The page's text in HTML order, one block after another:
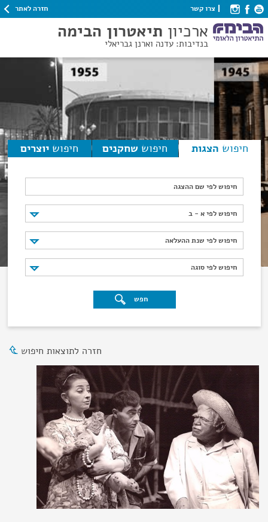
צרו קשר חזרה לאתר
ארכיון תיאטרון הבימה
בנדיבות: עדנה וארנן גבריאלי
חיפוש הצגות חיפוש שחקנים חיפוש יוצרים
חיפוש לפי שם ההצגה
חיפוש לפי א - ב
חיפוש לפי א - ב
חיפוש לפי שנת ההעלאה
חיפוש לפי שנת ההעלאה
חיפוש לפי סוגה
חיפוש לפי סוגה
חפש
חזרה לתוצאות חיפוש